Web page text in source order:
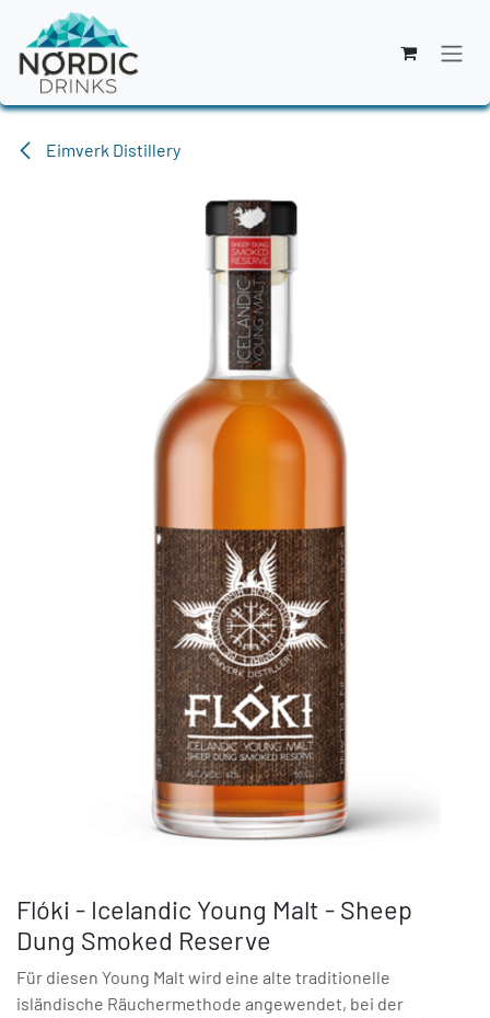
Zum Inhalt springen
Eimverk Distillery
Flóki - Icelandic Young Malt - Sheep
Dung Smoked Reserve
Für diesen Young Malt wird eine alte traditionelle
isländische Räuchermethode angewendet, bei der